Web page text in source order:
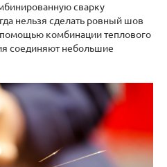
сварку
нельзя сделать ровный шов
комбинации теплового
соединяют небольшие